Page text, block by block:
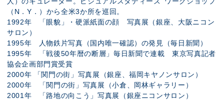
（N．Y．）から全米3か所を巡回。
1992年 「眼貌」・硬派紙面の顔 写真展（銀座、大阪ニコン
サロン）
1995年 人物鉄片写真（国内唯一確認）の発見（毎日新聞）
1995年 「戦後50年暦の断層」毎日新聞で連載 東京写真記者
協会企画部門賞受賞
2000年 「関門の街」写真展（銀座、福岡キヤノンサロン）
2000年 「関門の街」写真展（小倉、岡林ギャラリー）
2001年 「路地の向こう」写真展（銀座ニコンサロン）